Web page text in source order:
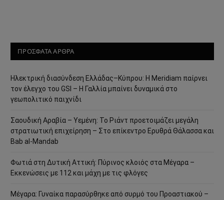
ΠΡΟΣΦΑΤΑ ΑΡΘΡΑ
Ηλεκτρική διασύνδεση Ελλάδας–Κύπρου: Η Meridiam παίρνει
τον έλεγχο του GSI – Η Γαλλία μπαίνει δυναμικά στο
γεωπολιτικό παιχνίδι
Σαουδική Αραβία – Υεμένη: Το Ριάντ προετοιμάζει μεγάλη
στρατιωτική επιχείρηση – Στο επίκεντρο Ερυθρά Θάλασσα και
Bab al-Mandab
Φωτιά στη Δυτική Αττική: Πύρινος κλοιός στα Μέγαρα –
Εκκενώσεις με 112 και μάχη με τις φλόγες
Μέγαρα: Γυναίκα παρασύρθηκε από συρμό του Προαστιακού –